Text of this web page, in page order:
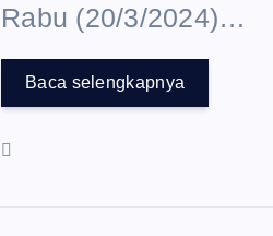
Rabu (20/3/2024)…
Baca selengkapnya